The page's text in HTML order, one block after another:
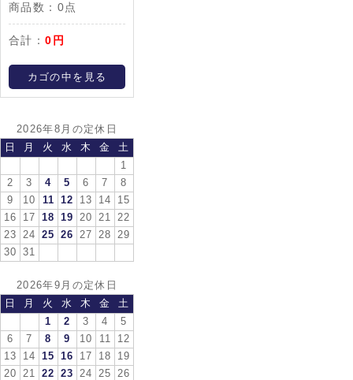
商品数： 0点
合計：0円
カゴの中を見る
2026年8月の定休日
日
月 火 水 木 金
土
1
2
3 4 5 6 7
8
9
10 11 12 13 14
15
16
17 18 19 20 21
22
23
24 25 26 27 28
29
30
31
2026年9月の定休日
日
月 火 水 木 金
土
1
2 3 4
5
6
7 8 9 10 11
12
13
14 15 16 17 18
19
20
21 22 23 24 25
26